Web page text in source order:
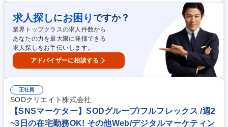
及び連携 ■キリングループ外企業との物流協業の企画、実行 【キャリアパ
ス】将来的には、物流現場の深い知見と戦略的思考を兼ね備えた人材とし
て、他事業部門のマネジメント層へのキャリアアップも視野に入ります。
募集職種 【物流戦略企画～実行/チルド】注力中のヘルスサイエンス領域
の物流を支える
求人探しにお困り ですか？
業界トップクラスの求人件数から
あなたの力を最大限に発揮できる
求人探しをお手伝いします。
アドバイザーに相談する
正社員
SODクリエイト株式会社
【SNSマーケター】SODグループ/フルフレックス /週2
~3日の在宅勤務OK! その他Web/デジタルマーケティン